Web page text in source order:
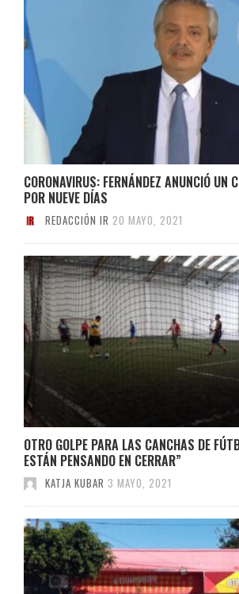
CORONAVIRUS: FERNÁNDEZ ANUNCIÓ UN
POR NUEVE DÍAS
REDACCIÓN IR 20 MAYO, 2021
OTRO GOLPE PARA LAS CANCHAS DE
ESTÁN PENSANDO EN CERRAR”
KATJA KUBAR 3 MAYO, 2021